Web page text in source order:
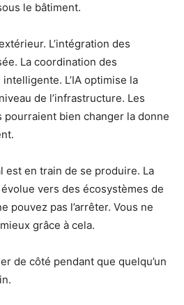
le bâtiment.
L’intégration des
La coordination des
L’IA optimise la
de l’infrastructure. Les
bien changer la donne
est en train de se produire. La
vers des écosystèmes de
pouvez pas l’arrêter. Vous ne
grâce à cela.
de côté pendant que quelqu’un